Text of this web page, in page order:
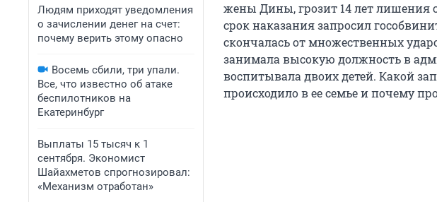
Людям приходят уведомления
о зачислении денег на счет:
почему верить этому опасно
Восемь сбили, три упали.
Все, что известно об атаке
беспилотников на
Екатеринбург
Выплаты 15 тысяч к 1
сентября. Экономист
Шайахметов спрогнозировал:
«Механизм отработан»
жены Дины, грозит 14 лет лишения
срок наказания запросил
скончалась от множественных
занимала высокую должность в
воспитывала двоих детей. Какой
происходило в ее семье и почему